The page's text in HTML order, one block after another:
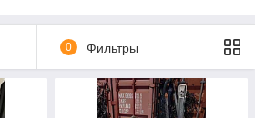
0 Фильтры